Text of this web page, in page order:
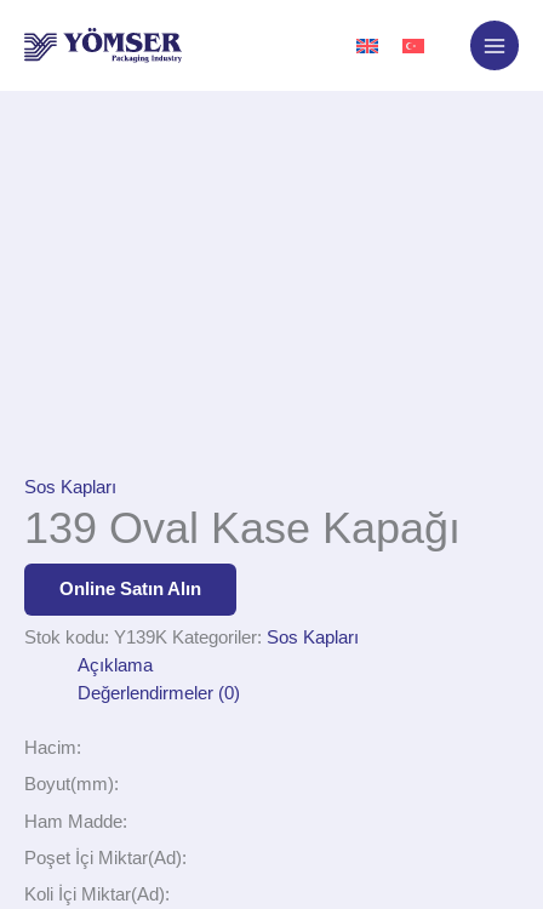
atla
Sos Kapları
139 Oval Kase Kapağı
Online Satın Alın
Stok kodu: Y139K Kategoriler: Sos Kapları
Açıklama
Değerlendirmeler (0)
Hacim:
Boyut(mm):
Ham Madde:
Poşet İçi Miktar(Ad):
Koli İçi Miktar(Ad):